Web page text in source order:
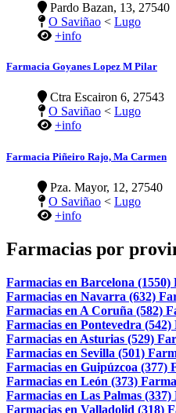
Pardo Bazan, 13, 27540
O Saviñao < Lugo
+info
Farmacia Goyanes Lopez M Pilar
Ctra Escairon 6, 27543
O Saviñao < Lugo
+info
Farmacia Piñeiro Rajo, Ma Carmen
Pza. Mayor, 12, 27540
O Saviñao < Lugo
+info
Farmacias por
Farmacias en Barcelona (1550)
Farmacias en Navarra (632)
Farmacias en A Coruña (582)
Farmacias en Pontevedra (542)
Farmacias en Asturias (529)
Farmacias en Sevilla (501)
Farmacias en Guipúzcoa (377)
Farmacias en León (373)
Farmacias en Las Palmas (337)
Farmacias en Valladolid (318)